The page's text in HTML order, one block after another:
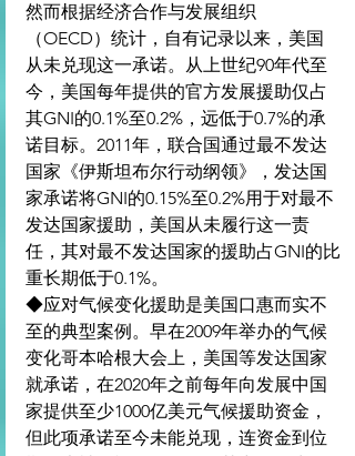
然而根据经济合作与发展组织
（OECD）统计，自有记录以来，美国
从未兑现这一承诺。从上世纪90年代至
今，美国每年提供的官方发展援助仅占
其GNI的0.1%至0.2%，远低于0.7%的承
诺目标。2011年，联合国通过最不发达
国家《伊斯坦布尔行动纲领》，发达国
家承诺将GNI的0.15%至0.2%用于对最不
发达国家援助，美国从未履行这一责
任，其对最不发达国家的援助占GNI的比
重长期低于0.1%。
◆应对气候变化援助是美国口惠而实不
至的典型案例。早在2009年举办的气候
变化哥本哈根大会上，美国等发达国家
就承诺，在2020年之前每年向发展中国
家提供至少1000亿美元气候援助资金，
但此项承诺至今未能兑现，连资金到位